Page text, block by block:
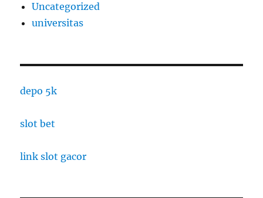
Uncategorized
universitas
depo 5k
slot bet
link slot gacor